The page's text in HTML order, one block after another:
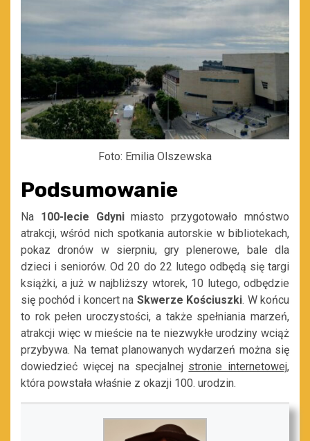
Foto: Emilia Olszewska
Podsumowanie
Na 100-lecie Gdynimiasto przygotowało mnóstwo
atrakcji, wśród nich spotkania autorskie w bibliotekach,
pokaz dronów w sierpniu, gry plenerowe, bale dla
dzieci i seniorów. Od 20 do 22 lutego odbędą się targi
książki, a już w najbliższy wtorek, 10 lutego, odbędzie
się pochód i koncert na Skwerze Kościuszki. W końcu
to rok pełen uroczystości, a także spełniania marzeń,
atrakcji więc w mieście na te niezwykłe urodziny wciąż
przybywa. Na temat planowanych wydarzeń można się
dowiedzieć więcej na specjalnej stronie internetowej,
która powstała właśnie z okazji 100. urodzin.